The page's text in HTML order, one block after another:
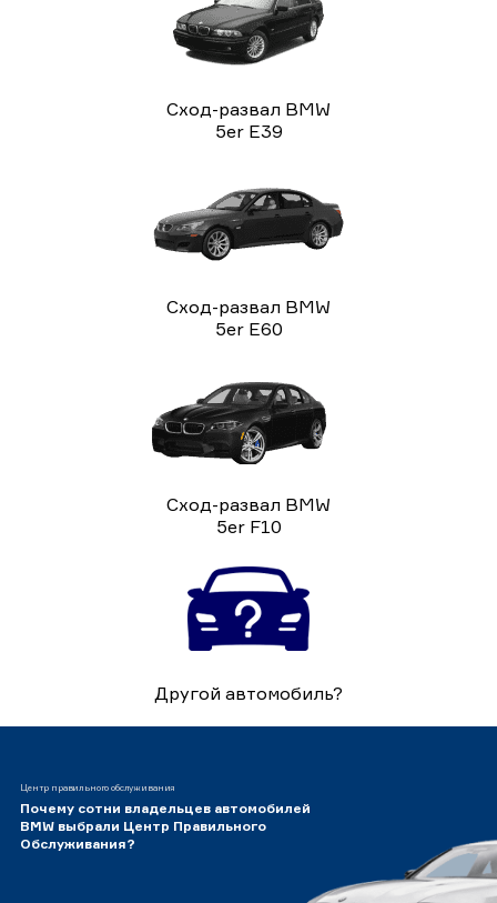
Сход-развал BMW
5er E39
Сход-развал BMW
5er E60
Сход-развал BMW
5er F10
Другой автомобиль?
Центр правильного обслуживания
Почему сотни владельцев автомобилей
BMW выбрали Центр Правильного
Обслуживания?